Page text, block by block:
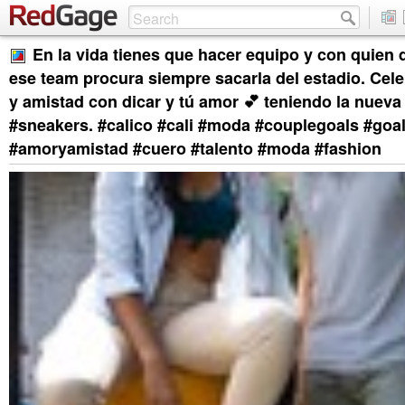
En la vida tienes que hacer equipo y con quien
ese team procura siempre sacarla del estadio.
y amistad con dicar y tú amor 💕 teniendo la
#sneakers. #calico #cali #moda #couplegoals
#amoryamistad #cuero #talento #moda #fashion